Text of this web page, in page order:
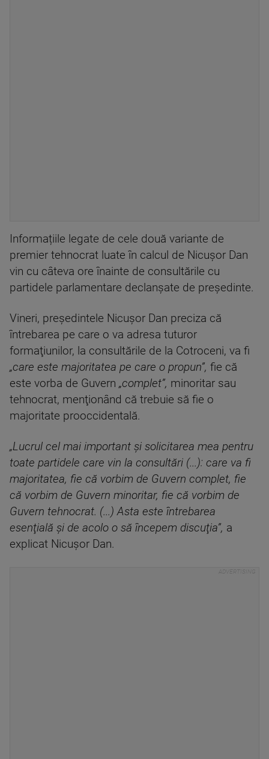
Informațiile legate de cele două variante de
premier tehnocrat luate în calcul de Nicușor Dan
vin cu câteva ore înainte de consultările cu
partidele parlamentare declanșate de președinte.
Vineri, preşedintele Nicuşor Dan preciza că
întrebarea pe care o va adresa tuturor
formaţiunilor, la consultările de la Cotroceni, va fi
„care este majoritatea pe care o propun”, fie că
este vorba de Guvern „complet”, minoritar sau
tehnocrat, menţionând că trebuie să fie o
majoritate prooccidentală.
„Lucrul cel mai important şi solicitarea mea pentru
toate partidele care vin la consultări (...): care va fi
majoritatea, fie că vorbim de Guvern complet, fie
că vorbim de Guvern minoritar, fie că vorbim de
Guvern tehnocrat. (...) Asta este întrebarea
esenţială şi de acolo o să începem discuţia”, a
explicat Nicuşor Dan.